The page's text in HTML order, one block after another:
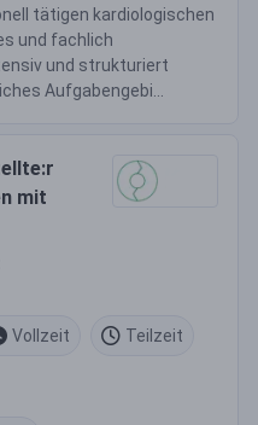
tätigen kardiologischen
und fachlich
und strukturiert
Aufgabengebi...
mit
Vollzeit Teilzeit